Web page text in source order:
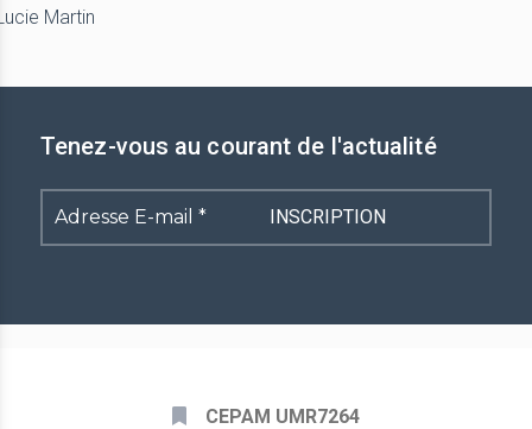
Martin
Tenez-vous au courant de l'actualité
Adresse
E-
CEPAM UMR7264